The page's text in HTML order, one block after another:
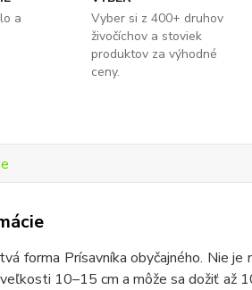
a
Vyber si z 400+ druhov
živočíchov a stoviek
produktov za výhodné
ceny.
forma Prísavníka obyčajného. Nie je
10–15 cm a môže sa dožiť až